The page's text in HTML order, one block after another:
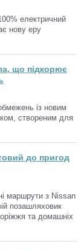
електричний
нову еру
що підкорює
із новим
створеним для
до пригод
маршрути з Nissan
позашляховик
та домашніх